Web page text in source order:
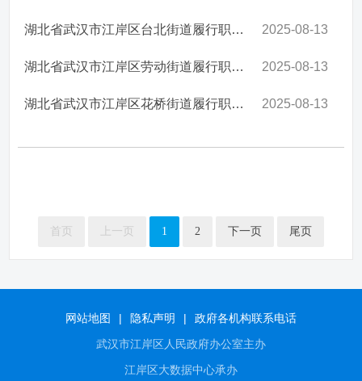
湖北省武汉市江岸区台北街道履行职责事项清单 2025-08-13
湖北省武汉市江岸区劳动街道履行职责事项清单 2025-08-13
湖北省武汉市江岸区花桥街道履行职责事项清单 2025-08-13
首页 上一页 1 2 下一页 尾页
网站地图 | 隐私声明 |
政府各机构联系电话
武汉市江岸区人民政府办公室主办
江岸区大数据中心承办